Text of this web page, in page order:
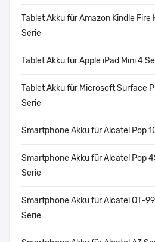
Tablet Akku für Amazon Kindle Fire
Serie
Tablet Akku für Apple iPad Mini 4
Tablet Akku für Microsoft Surface
Serie
Smartphone Akku für Alcatel Pop
Smartphone Akku für Alcatel Pop
Serie
Smartphone Akku für Alcatel OT-
Serie